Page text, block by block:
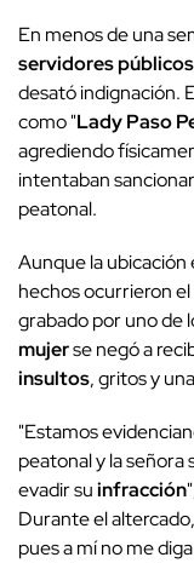
En menos de una
servidores públicos
desató indignación.
como "Lady Paso
agrediendo
intentaban
peatonal.
Aunque la ubicación
hechos ocurrieron
grabado por uno de
mujerse negó a
insultos, gritos y una
"Estamos
peatonal y la señora
evadir suinfracción
Durante el
pues a mí no me